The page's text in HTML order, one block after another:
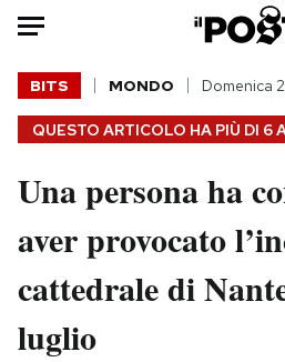
HOME
Italia
Politica
Tecnologia
Scienza
QUESTO ARTICOLO HA PIÙ DI 6
BITS MONDO Domenica
Una persona ha
aver provocato
cattedrale di
luglio